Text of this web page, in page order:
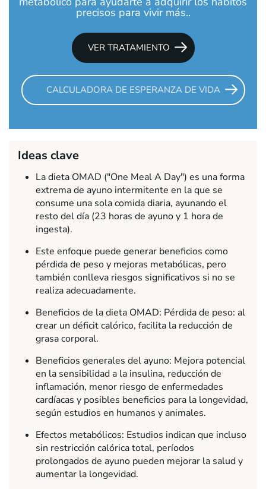
precisos para vivir más..
VER TRATAMIENTO
CALCULADORA DE ESPERANZA DE VIDA
Ideas clave
La dieta OMAD ("One Meal A Day") es una forma
extrema de ayuno intermitente en la que se
consume una sola comida diaria, ayunando el
resto del día (23 horas de ayuno y 1 hora de
ingesta).
Este enfoque puede generar beneficios como
pérdida de peso y mejoras metabólicas, pero
también conlleva riesgos significativos si no se
realiza adecuadamente.
Beneficios de la dieta OMAD: Pérdida de peso: al
crear un déficit calórico, facilita la reducción de
grasa corporal.
Beneficios generales del ayuno: Mejora potencial
en la sensibilidad a la insulina, reducción de
inflamación, menor riesgo de enfermedades
cardíacas y posibles beneficios para la longevidad,
según estudios en humanos y animales.
Efectos metabólicos: Estudios indican que incluso
sin restricción calórica total, períodos
prolongados de ayuno pueden mejorar la salud y
aumentar la longevidad.